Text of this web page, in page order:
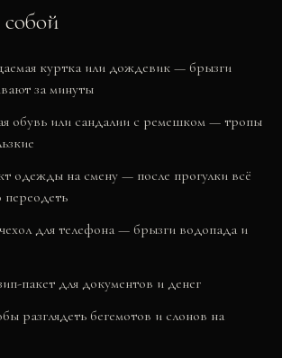
собой
куртка или дождевик — брызги
за минуты
обувь или сандалии с ремешком — тропы
одежды на смену — после прогулки всё
для телефона — брызги водопада и
пакет для документов и денег
разглядеть бегемотов и слонов на